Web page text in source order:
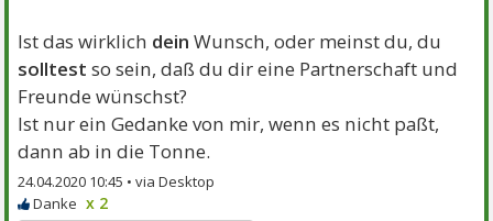
Ist das wirklich dein Wunsch, oder meinst du, du
solltest so sein, daß du dir eine Partnerschaft und
Freunde wünschst?
Ist nur ein Gedanke von mir, wenn es nicht paßt,
dann ab in die Tonne.
24.04.2020 10:45 •
x 2